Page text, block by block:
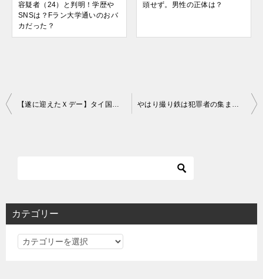
容疑者（24）と判明！学歴や
SNSは？Fラン大学通いのおバ
カだった？
頭せず。男性の正体は？
投
シ
【遂に迎えたＸデー】タイ国王の母、シリキット王太后死去を心からお祝いしたい！ やはり撮り鉄は犯罪者の集まりだった！快速「越後湯沢駅100周年記念号」運行で線路内侵入＆EF64に落書き・区名札盗難！
カテゴリー
カ